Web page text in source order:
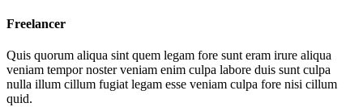
Freelancer
Quis quorum aliqua sint quem legam fore sunt eram irure aliqua
veniam tempor noster veniam enim culpa labore duis sunt culpa
nulla illum cillum fugiat legam esse veniam culpa fore nisi cillum
quid.